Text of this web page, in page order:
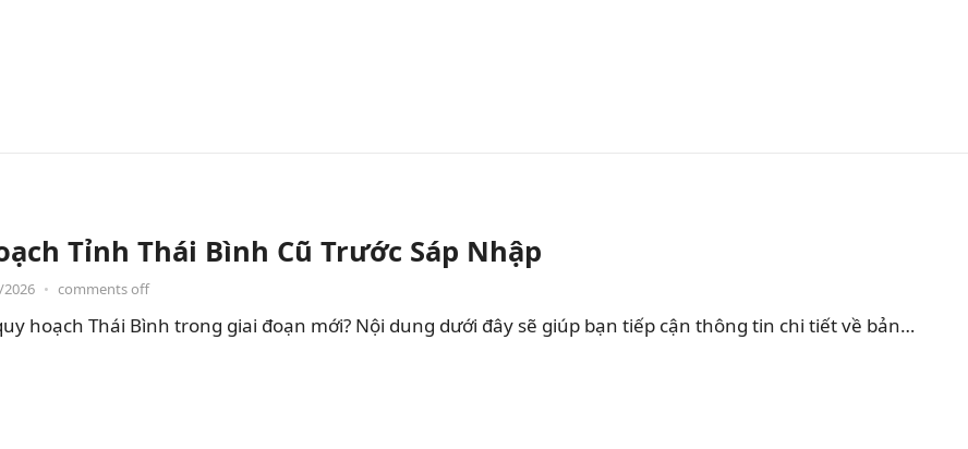
Tỉnh Thái Bình Cũ Trước Sáp Nhập
• comments off
hoạch Thái Bình trong giai đoạn mới? Nội dung dưới đây sẽ giúp bạn tiếp cận thông tin chi tiết về bản…